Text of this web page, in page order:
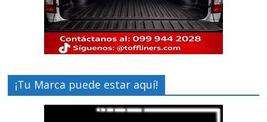
¡Tu Marca puede estar aquí!